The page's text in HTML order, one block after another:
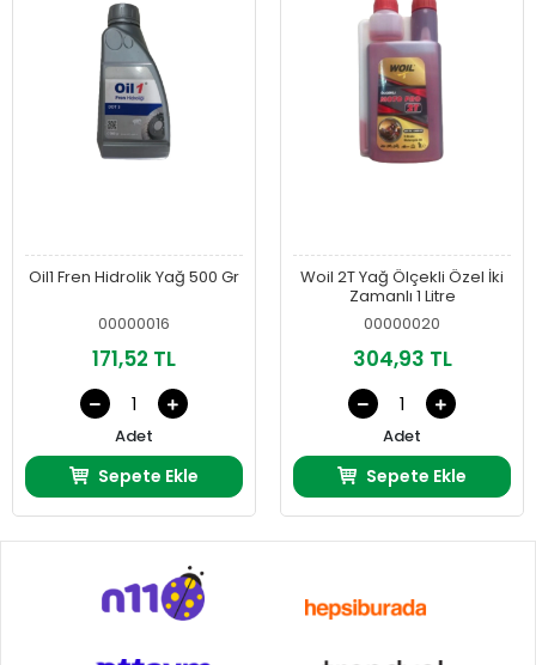
Oil1 Fren Hidrolik Yağ 500 Gr
00000016
171,52 TL
Adet
Sepete Ekle
Woil 2T Yağ Ölçekli Özel İki
Zamanlı 1 Litre
00000020
304,93 TL
Adet
Sepete Ekle